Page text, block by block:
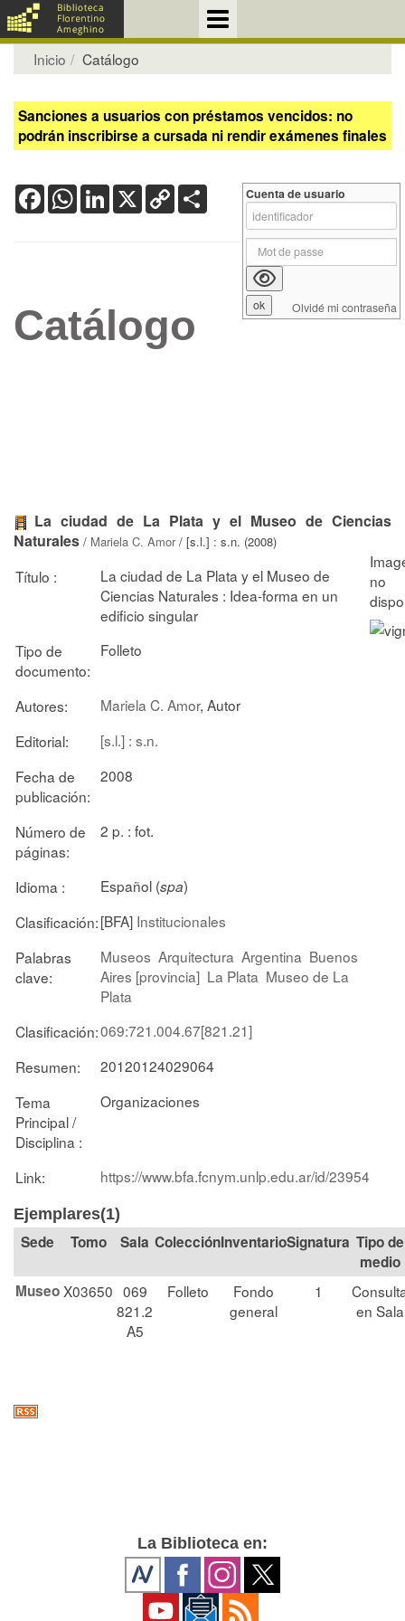
Inicio Catálogo
Sanciones a usuarios con préstamos vencidos: no
podrán inscribirse a cursada ni rendir exámenes finales
FacebookWhatsApp
LinkedIn
X Copy
Link
Catálogo
La ciudad de La Plata y el Museo de Ciencias
Naturales / Mariela C. Amor/ [s.l.] : s.n. (2008)
Título :
La ciudad de La Plata y el Museo de
Ciencias Naturales : Idea-forma en un
edificio singular
Tipo de
documento:
Folleto
Autores: Mariela C. Amor, Autor
Editorial:
[s.l.] : s.n.
Fecha de
publicación:
2008
Número de
páginas:
2 p. : fot.
Idioma : Español (spa)
Clasificación:[BFA] Institucionales
Palabras
clave:
Museos Arquitectura Argentina Buenos
Aires [provincia] La Plata Museo de La
Plata
Clasificación:069:721.004.67[821.21]
Resumen:
20120124029064
Tema
Principal /
Disciplina :
Organizaciones
Link: https://www.bfa.fcnym.unlp.edu.ar/id/23954
Ejemplares(1)
Tomo Sala Colección Signatura Tipo de
medio
MuseoX03650 069
821.2
A5
Folleto
Fondo
general
1
en Sala
Cuenta de usuario
Olvidé mi contraseña
La Biblioteca en: